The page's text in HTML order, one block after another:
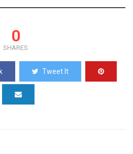
0
SHARES
Tweet It